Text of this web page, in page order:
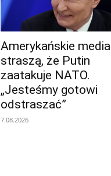
Amerykańskie media
straszą, że Putin
zaatakuje NATO.
„Jesteśmy gotowi
odstraszać”
7.08.2026